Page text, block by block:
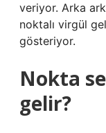
veriyor. Arka
noktalı virgül
gösteriyor.
Nokta
gelir?